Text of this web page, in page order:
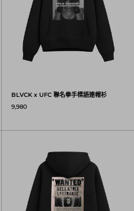
BLVCK x UFC 聯名拳手標語連帽衫
9,980
BLVCK x HARRY POTTER 聯名巫師泰迪連